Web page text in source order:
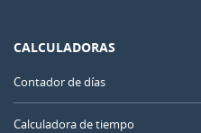
CALCULADORAS
Contador de días
Calculadora de tiempo